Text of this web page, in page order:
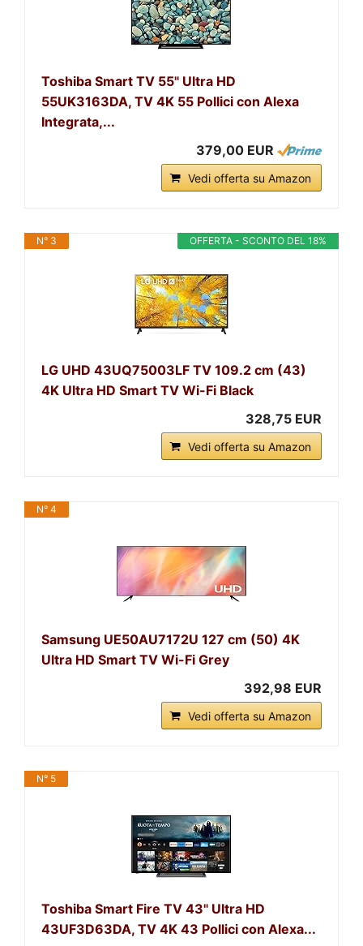
Toshiba Smart TV 55" Ultra HD
55UK3163DA, TV 4K 55 Pollici con Alexa
Integrata,...
379,00 EUR
Vedi offerta su Amazon
OFFERTA - SCONTO DEL 18%
N° 3
LG UHD 43UQ75003LF TV 109.2 cm (43)
4K Ultra HD Smart TV Wi-Fi Black
328,75 EUR
Vedi offerta su Amazon
N° 4
Samsung UE50AU7172U 127 cm (50) 4K
Ultra HD Smart TV Wi-Fi Grey
392,98 EUR
Vedi offerta su Amazon
N° 5
Toshiba Smart Fire TV 43" Ultra HD
43UF3D63DA, TV 4K 43 Pollici con Alexa...